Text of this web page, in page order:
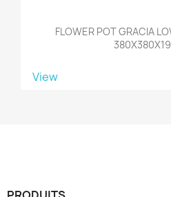
FLOWER POT GRACIA
View